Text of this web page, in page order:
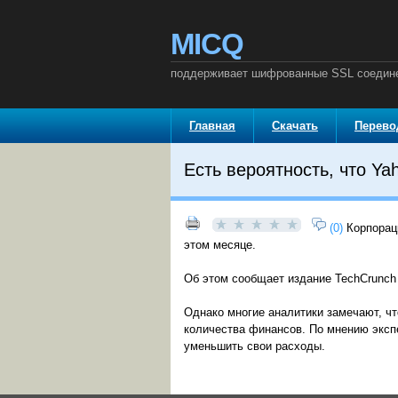
MICQ
поддерживает шифрованные SSL
Главная Скачать
Есть вероятность, что
(0)
этом месяце.
Об этом сообщает издание
Однако многие аналитики замечают,
количества финансов. По мнению
уменьшить свои расходы.